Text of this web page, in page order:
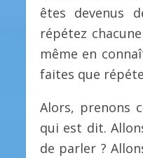
êtes devenus
répétez
même en
faites que
Alors, prenons
qui est dit.
de parler ?